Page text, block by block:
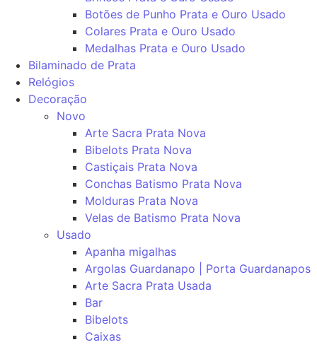
Botões de Punho Prata e Ouro Usado
Colares Prata e Ouro Usado
Medalhas Prata e Ouro Usado
Bilaminado de Prata
Relógios
Decoração
Novo
Arte Sacra Prata Nova
Bibelots Prata Nova
Castiçais Prata Nova
Conchas Batismo Prata Nova
Molduras Prata Nova
Velas de Batismo Prata Nova
Usado
Apanha migalhas
Argolas Guardanapo | Porta Guardanapos
Arte Sacra Prata Usada
Bar
Bibelots
Caixas